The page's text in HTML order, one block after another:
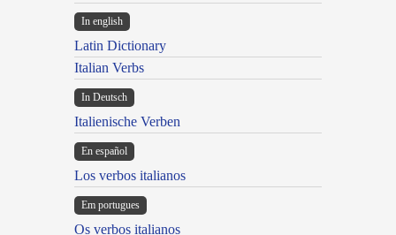
In english
Latin Dictionary
Italian Verbs
In Deutsch
Italienische Verben
En español
Los verbos italianos
Em portugues
Os verbos italianos